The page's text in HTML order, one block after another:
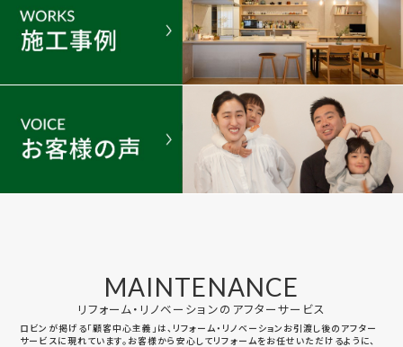
MAINTENANCE
リフォーム・リノベーションのアフターサービス
ロビンが掲げる「顧客中心主義」は、リフォーム・リノベーションお引渡し後のアフター
サービスに現れています。お客様から安心してリフォームをお任せいただけるように、